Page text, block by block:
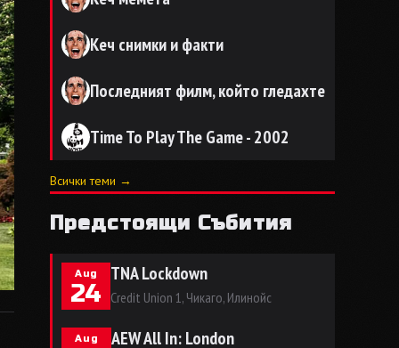
Кеч снимки и факти
Последният филм, който гледахте
Time To Play The Game - 2002
Всички теми →
Предстоящи Събития
Aug
24
TNA Lockdown
Credit Union 1, Чикаго, Илинойс
Aug AEW All In: London